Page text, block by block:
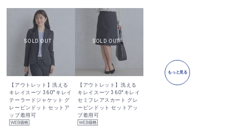
【アウトレット】洗える
キレイスーツ 360°キレイ
テーラードジャケット グ
レーピンドット セットア
ップ着用可
【アウトレット】洗える
キレイスーツ 360°キレイ
セミフレアスカート グレ
ーピンドット セットアッ
プ着用可
もっと見る